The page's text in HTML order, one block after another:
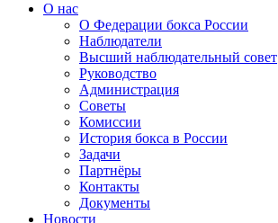
О нас
О Федерации бокса России
Наблюдатели
Высший наблюдательный совет
Руководство
Администрация
Советы
Комиссии
История бокса в России
Задачи
Партнёры
Контакты
Документы
Новости